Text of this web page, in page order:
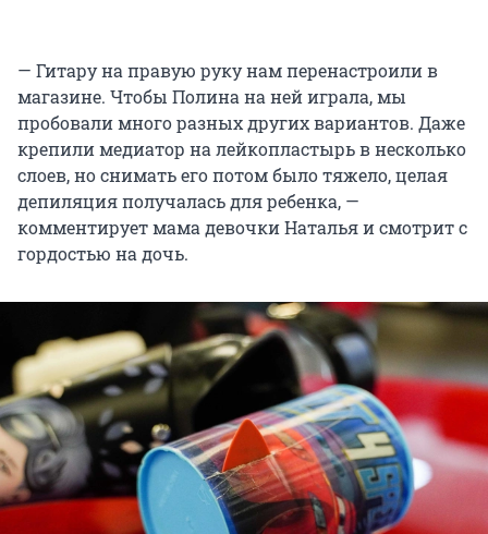
— Гитару на правую руку нам перенастроили в
магазине. Чтобы Полина на ней играла, мы
пробовали много разных других вариантов. Даже
крепили медиатор на лейкопластырь в несколько
слоев, но снимать его потом было тяжело, целая
депиляция получалась для ребенка, —
комментирует мама девочки Наталья и смотрит с
гордостью на дочь.